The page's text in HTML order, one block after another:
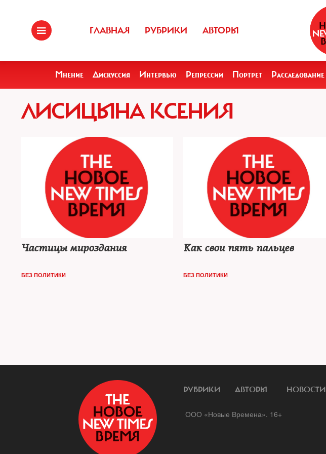
ГЛАВНАЯ РУБРИКИ АВТОРЫ
Мнение Дискуссия Интервью Репрессии Портрет Расследование
ЛИСИЦЫНА КСЕНИЯ
Частицы мироздания
БЕЗ ПОЛИТИКИ
Как свои пять пальцев
БЕЗ ПОЛИТИКИ
РУБРИКИ АВТОРЫ НОВОСТИ
ООО «Новые Времена». 16+